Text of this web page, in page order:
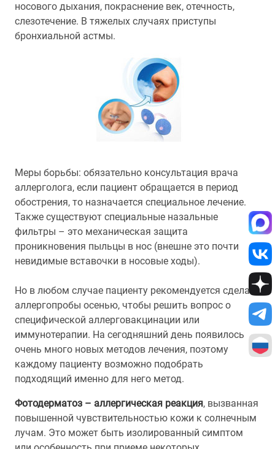
носового дыхания, покраснение век, отечность,
слезотечение. В тяжелых случаях приступы
бронхиальной астмы.
Меры борьбы: обязательно консультация врача
аллерголога, если пациент обращается в период
обострения, то назначается специальное лечение.
Также существуют специальные назальные
фильтры – это механическая защита
проникновения пыльцы в нос (внешне это почти
невидимые вставочки в носовые ходы).
Но в любом случае пациенту рекомендуется сделать
аллергопробы осенью, чтобы решить вопрос о
специфической аллерговакцинации или
иммунотерапии. На сегодняшний день появилось
очень много новых методов лечения, поэтому
каждому пациенту возможно подобрать
подходящий именно для него метод.
Фотодерматоз – аллергическая реакция, вызванная
повышенной чувствительностью кожи к солнечным
лучам. Это может быть изолированный симптом